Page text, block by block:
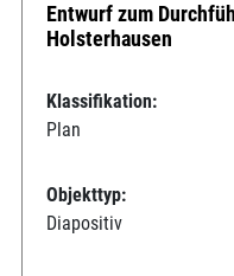
Entwurf zum
Holsterhausen
Klassifikation:
Plan
Objekttyp:
Diapositiv